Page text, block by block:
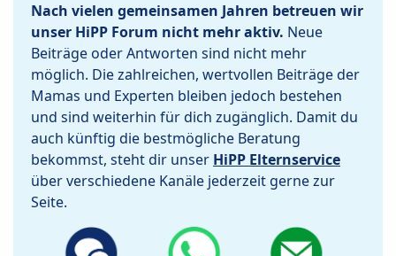
Nach vielen gemeinsamen Jahren betreuen wir
unser HiPP Forum nicht mehr aktiv. Neue
Beiträge oder Antworten sind nicht mehr
möglich. Die zahlreichen, wertvollen Beiträge der
Mamas und Experten bleiben jedoch bestehen
und sind weiterhin für dich zugänglich. Damit du
auch künftig die bestmögliche Beratung
bekommst, steht dir unser HiPP Elternservice
über verschiedene Kanäle jederzeit gerne zur
Seite.